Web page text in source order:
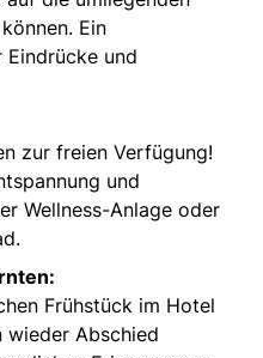
Ein
Eindrücke und
zur freien Verfügung!
und
Wellness-Anlage oder
Frühstück im Hotel
wieder Abschied